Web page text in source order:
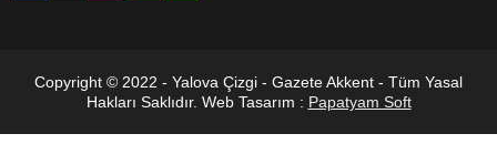
Copyright © 2022 - Yalova Çizgi - Gazete Akkent - Tüm Yasal
Hakları Saklıdır. Web Tasarım : Papatyam Soft